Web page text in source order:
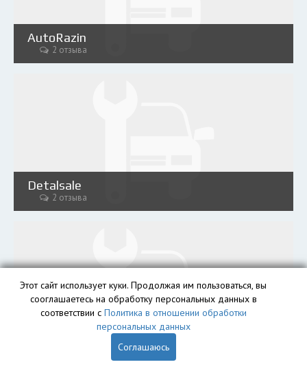
AutoRazin
2 отзыва
Detalsale
2 отзыва
Этот сайт использует куки. Продолжая им пользоваться, вы
сооглашаетесь на обработку персональных данных в
соответствии с Политика в отношении обработки
персональных данных
Соглашаюсь